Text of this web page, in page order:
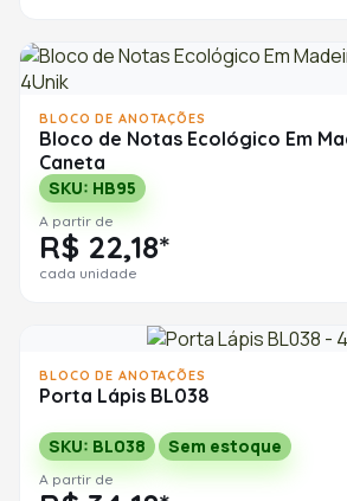
BLOCO DE ANOTAÇÕES
Bloco de Notas Ecológico Em
Caneta
SKU: HB95
A partir de
R$ 22,18*
cada unidade
BLOCO DE ANOTAÇÕES
Porta Lápis BL038
SKU: BL038 Sem estoque
A partir de